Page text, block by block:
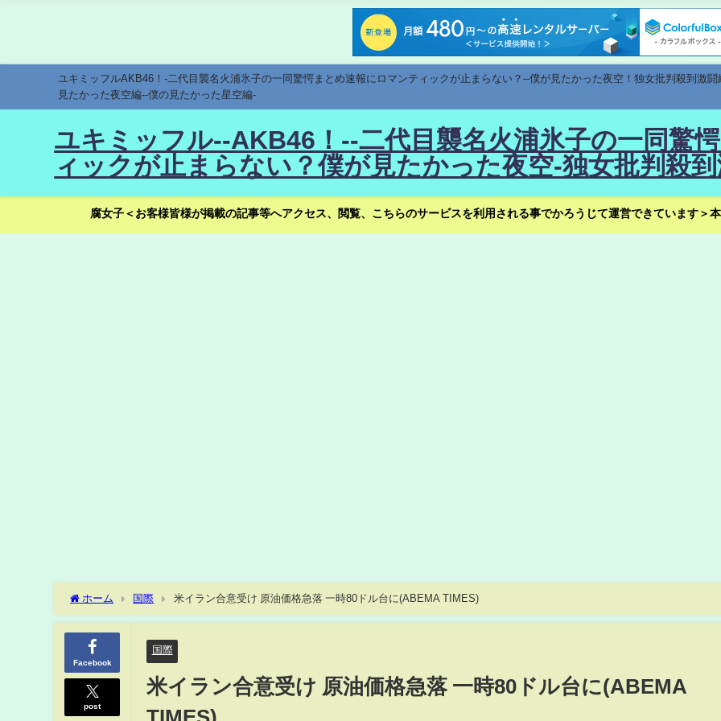
ユキミッフルAKB46！-二代目襲名火浦氷子の一同驚愕まとめ速報にロマンティックが止まらない？--僕が見たかった夜空！独女批判殺到激
見たかった夜空編--僕の見たかった星空編-
ユキミッフル--AKB46！--二代目襲名火浦氷子の一同驚
ィックが止まらない？僕が見たかった夜空-独女批判殺
腐女子＜お客様皆様が掲載の記事等へアクセス、閲覧、こちらのサービスを利用される事でかろうじて運営できています＞
ホーム 国際 米イラン合意受け 原油価格急落 一時80ドル台に(ABEMA TIMES)
Facebook
post
国際
米イラン合意受け 原油価格急落 一時80ドル台に(ABEMA
TIMES)